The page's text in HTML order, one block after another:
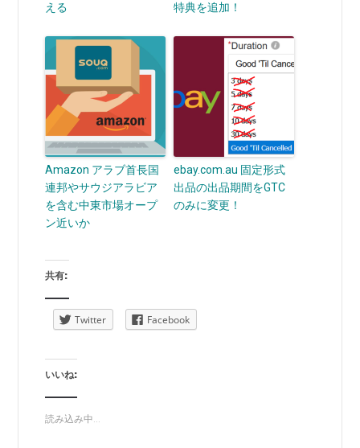
える
特典を追加！
Amazon アラブ首長国
連邦やサウジアラビア
を含む中東市場オープ
ン近いか
ebay.com.au 固定形式
出品の出品期間をGTC
のみに変更！
共有:
Twitter Facebook
いいね:
読み込み中...